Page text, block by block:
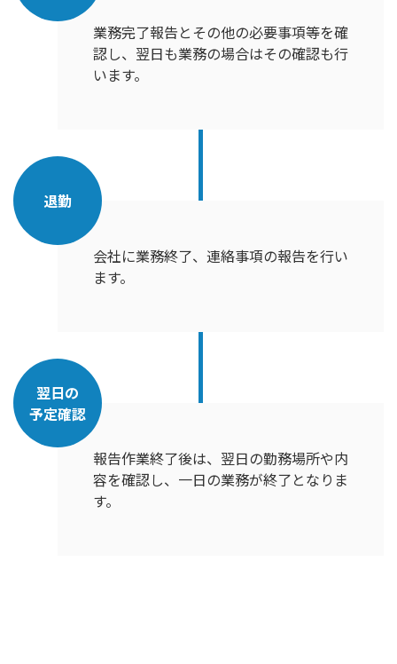
業務完了報告とその他の必要事項等を確
認し、翌日も業務の場合はその確認も行
います。
退勤
会社に業務終了、連絡事項の報告を行い
ます。
翌日の
予定確認
報告作業終了後は、翌日の勤務場所や内
容を確認し、一日の業務が終了となりま
す。